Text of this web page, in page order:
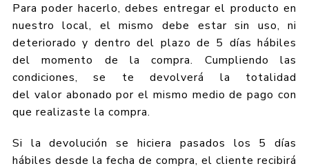
Para poder hacerlo, debes entregar el producto en
nuestro local, el mismo debe estar sin uso, ni
deteriorado y dentro del plazo de 5 días hábiles
del momento de la compra. Cumpliendo las
condiciones, se te devolverá la totalidad
del valor abonado por el mismo medio de pago con
que realizaste la compra.
Si la devolución se hiciera pasados los 5 días
hábiles desde la fecha de compra, el cliente recibirá